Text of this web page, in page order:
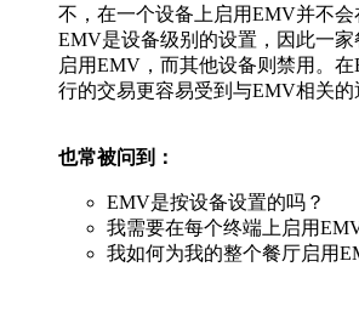
不，在一个设备上启用EMV并不会
EMV是设备级别的设置，因此一
启用EMV，而其他设备则禁用。
行的交易更容易受到与EMV相关的
也常被问到：
EMV是按设备设置的吗？
我需要在每个终端上启用
我如何为我的整个餐厅启用